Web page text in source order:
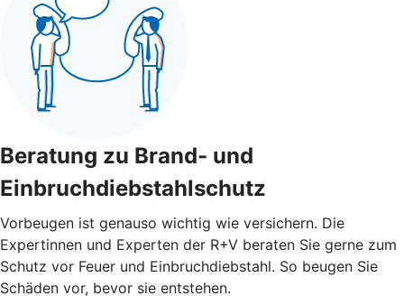
Beratung zu Brand- und
Einbruchdiebstahlschutz
Vorbeugen ist genauso wichtig wie versichern. Die
Expertinnen und Experten der R+V beraten Sie gerne zum
Schutz vor Feuer und Einbruchdiebstahl. So beugen Sie
Schäden vor, bevor sie entstehen.